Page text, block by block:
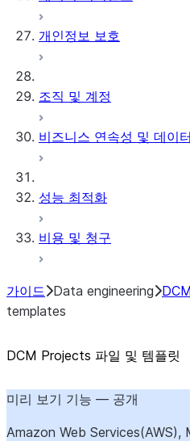
개인정보 보호
조직 및 계정
비즈니스 연속성 및 데이
성능 최적화
비용 및 청구
가이드 Data engineering
templates
DCM Projects 파일 및 템플릿
미리 보기 기능 — 공개
Amazon Web